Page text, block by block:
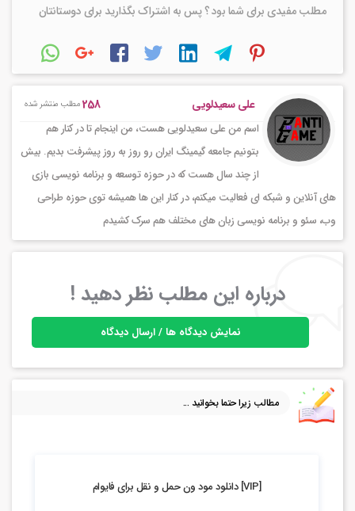
مطلب مفیدی برای شما بود ؟ پس به اشتراک بگذارید برای دوستانتان
علی سعیدلویی 258مطلب منتشر شده
اسم من علی سعیدلویی هست، من اینجام تا در کنار هم
بتونیم جامعه گیمینگ ایران رو روز به روز پیشرفت بدیم. بیش
از چند سال هست که در حوزه توسعه و برنامه نویسی بازی
های آنلاین و شبکه ای فعالیت میکنم، در کنار این ها همیشه توی حوزه طراحی
وب، سئو و برنامه نویسی زبان های مختلف هم سرک کشیدم
درباره این مطلب نظر دهید !
نمایش دیدگاه ها / ارسال دیدگاه
مطالب زیرا حتما بخوانید ...
[VIP] دانلود مود ون حمل و نقل برای فایوام